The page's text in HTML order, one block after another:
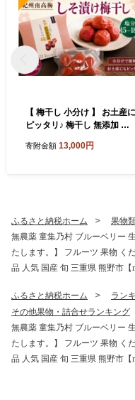
【 梅干し 小分け 】 お土産に
ピッタリ♪ 梅干し 無添加 南
のすっぱい しそ漬け梅干し 5
重県 熊野市【frsn0031A】
寄附金額 13,000円
ふるさと納税ホーム 果物
無農薬 童集乃村 ブルーベリー
たします。】 フルーツ 果物 く
品 人気 国産 旬 三重県 熊野市【
ふるさと納税ホーム ラン
その他果物・詰合せランキング
無農薬 童集乃村 ブルーベリー
たします。】 フルーツ 果物 く
品 人気 国産 旬 三重県 熊野市【